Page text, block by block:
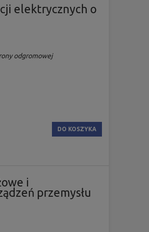
elektrycznych o
odgromowej
DO KOSZYKA
i
przemysłu